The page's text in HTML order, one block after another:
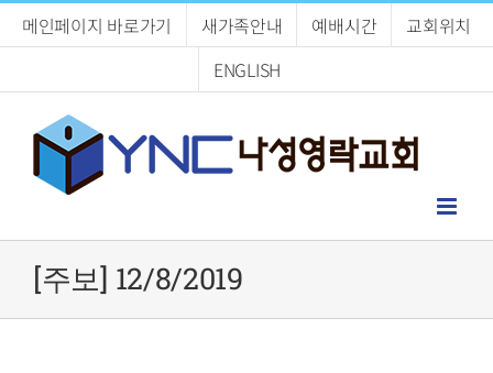
메인페이지 바로가기 새가족안내 예배시간
교회위치
ENGLISH
[주보] 12/8/2019